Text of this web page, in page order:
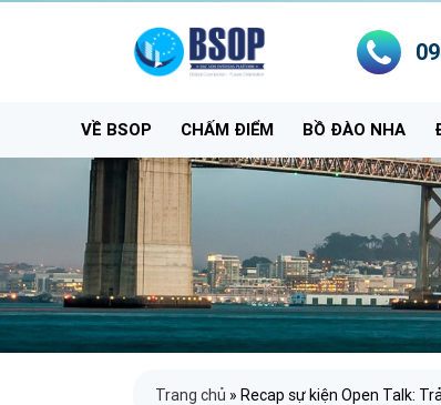
VỀ BSOP CHẤM ĐIỂM BỒ ĐÀO NHA
Trang chủ » Recap sự kiện Open Talk: